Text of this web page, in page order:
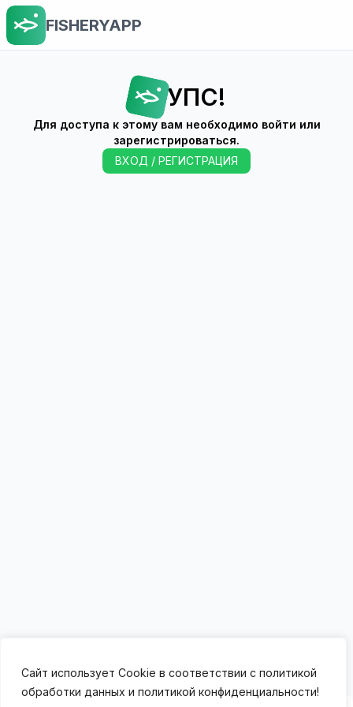
Сайт использует Cookie в соответствии с политикой
обработки данных и политикой конфиденциальности!
FISHERYAPP
УПС!
Для доступа к этому вам необходимо войти или
зарегистрироваться.
ВХОД / РЕГИСТРАЦИЯ